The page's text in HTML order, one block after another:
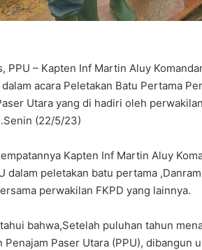
PPU – Kapten Inf Martin Aluy
acara Peletakan Batu Pertama
Utara yang di hadiri oleh
(22/5/23)
Kapten Inf Martin Aluy
dalam peletakan batu pertama
perwakilan FKPD yang lainnya.
bahwa,Setelah puluhan tahun
Penajam Paser Utara (PPU), dibangun